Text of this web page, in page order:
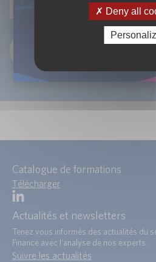
Catalogue de formations
Télécharger
Actualités et newsletters
Tenez vous informés des actualités du
Finance avec l’analyse de nos experts.
Suivre les actualités
Deny all